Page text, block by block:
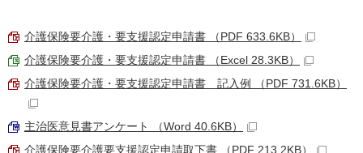
介護保険要介護・要支援認定申請書 （PDF 633.6KB）
介護保険要介護・要支援認定申請書 （Excel 28.3KB）
介護保険要介護・要支援認定申請書 記入例 （PDF 731.6KB）
主治医意見書アンケート （Word 40.6KB）
介護保険要介護要支援認定申請取下書 （PDF 213.2KB）